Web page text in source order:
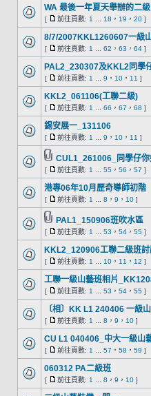
WA 最後一年夏天舉辦的二
[ 前往頁數: 1 18 ， 19 ， 20 ]
8/7/2007KKL1260607一級
[ 前往頁數: 1 62 ， 63 ， 64 ]
PAL2_230307及KKL2同學
[ 前往頁數: 1 9 ， 10 ， 11 ]
KKL2_061106(工聯二級)
[ 前往頁數: 1 66 ， 67 ， 68 ]
錫安展一_131106
[ 前往頁數: 1 9 ， 10 ， 11 ]
CUL1_261006_同學仔你
[ 前往頁數: 1 55 ， 56 ， 57 ]
港專06年10月歷奇導師初階
[ 前往頁數: 1 8 ， 9 ， 10 ]
PAL1_150906班吹水區
[ 前往頁數: 1 53 ， 54 ， 55 ]
KKL2_120906工聯二級班討
[ 前往頁數: 1 10 ， 11 ， 12 ]
工聯一級山藝班相片
[ 前往頁數: 1 53 ， 54 ， 55 ]
〔相〕KK L1 240406 一級
[ 前往頁數: 1 8 ， 9 ， 10 ]
CU L1 040406_中大一級山
[ 前往頁數: 1 57 ， 58 ， 59 ]
060312 PA二級班
[ 前往頁數: 1 8 ， 9 ， 10 ]